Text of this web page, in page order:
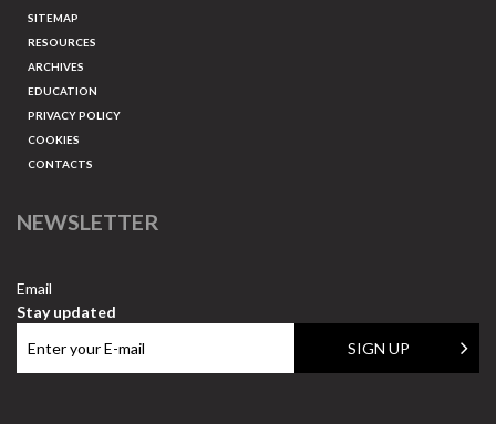
SITEMAP
RESOURCES
ARCHIVES
EDUCATION
PRIVACY POLICY
COOKIES
CONTACTS
NEWSLETTER
Email
Stay updated